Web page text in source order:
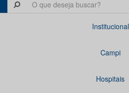
Institucional
Campi
Hospitais